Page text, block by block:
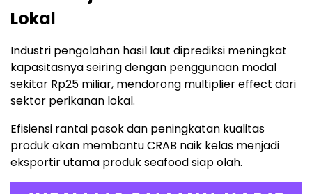
Lokal
Industri pengolahan hasil laut diprediksi meningkat
kapasitasnya seiring dengan penggunaan modal
sekitar Rp25 miliar, mendorong multiplier effect dari
sektor perikanan lokal.
Efisiensi rantai pasok dan peningkatan kualitas
produk akan membantu CRAB naik kelas menjadi
eksportir utama produk seafood siap olah.